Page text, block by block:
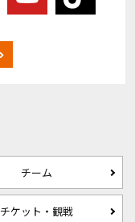
チーム
チケット・観戦